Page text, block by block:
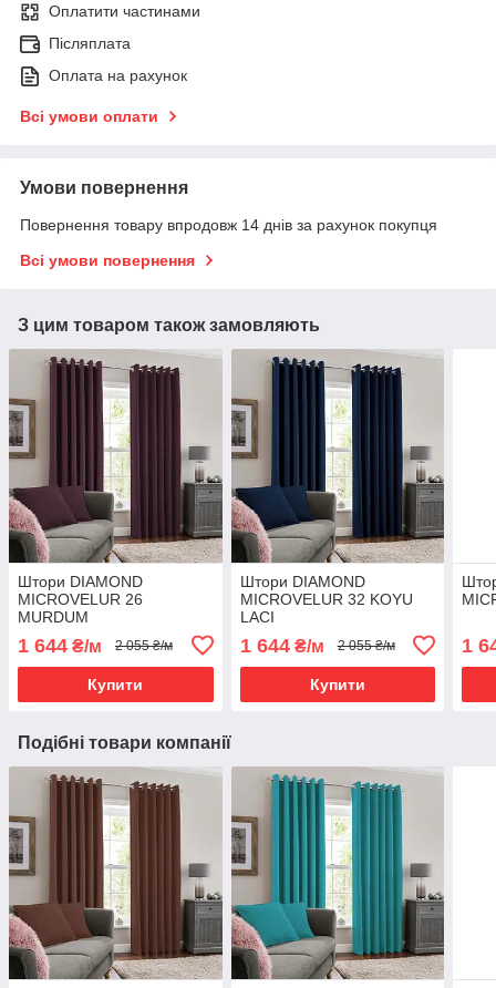
Оплатити частинами
Післяплата
Оплата на рахунок
Всі умови оплати
Умови повернення
Повернення товару впродовж 14 днів за рахунок покупця
Всі умови повернення
З цим товаром також замовляють
Штори DIAMOND
MICROVELUR 26
MURDUM
1 644 ₴/м 2 055 ₴/м
Купити
Штори DIAMOND
MICROVELUR 32 KOYU
LACI
1 644₴/м 2 055 ₴/м
Купити
1
Подібні товари компанії